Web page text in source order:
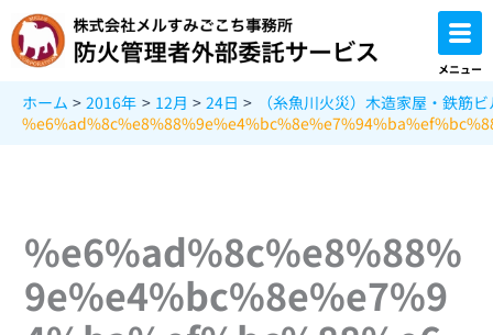
容
を
メニュー
ホーム 2016年 12月 24日
（糸魚川火災）木造家屋・鉄筋
%e6%ad%8c%e8%88%
9e%e4%bc%8e%e7%9